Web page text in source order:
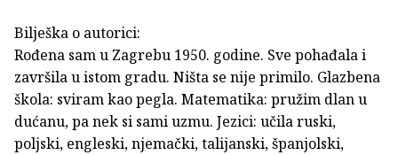
Bilješka o autorici:
Rođena sam u Zagrebu 1950. godine. Sve pohađala i
završila u istom gradu. Ništa se nije primilo. Glazbena
škola: sviram kao pegla. Matematika: pružim dlan u
dućanu, pa nek si sami uzmu. Jezici: učila ruski,
poljski, engleski, njemački, talijanski, španjolski,